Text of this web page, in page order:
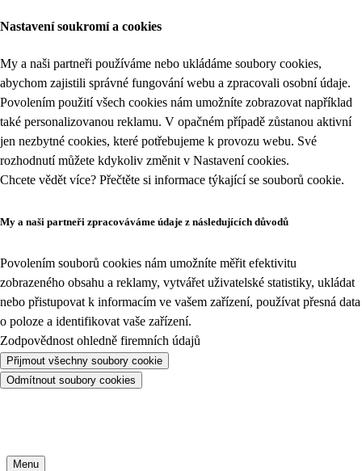
Nastavení soukromí a cookies
My a naši partneři používáme nebo ukládáme soubory cookies,
abychom zajistili správné fungování webu a zpracovali osobní údaje.
Povolením použití všech cookies nám umožníte zobrazovat například
také personalizovanou reklamu. V opačném případě zůstanou aktivní
jen nezbytné cookies, které potřebujeme k provozu webu. Své
rozhodnutí můžete kdykoliv změnit v Nastavení cookies.
Chcete vědět více? Přečtěte si informace týkající se souborů cookie.
My a naši partneři zpracováváme údaje z následujících důvodů
Povolením souborů cookies nám umožníte měřit efektivitu
zobrazeného obsahu a reklamy, vytvářet uživatelské statistiky, ukládat
nebo přistupovat k informacím ve vašem zařízení, používat přesná data
o poloze a identifikovat vaše zařízení.
Zodpovědnost ohledně firemních údajů
Přijmout všechny soubory cookie
Odmítnout soubory cookies
Menu